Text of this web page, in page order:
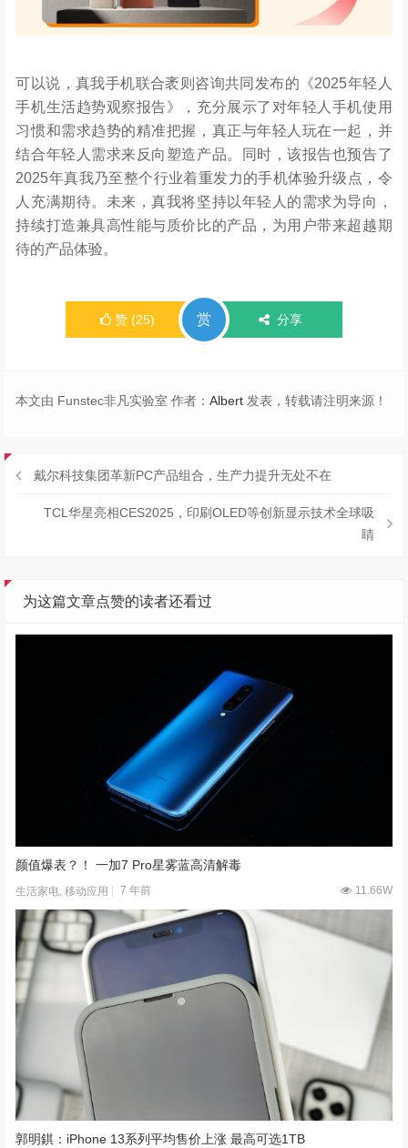
可以说，真我手机联合袤则咨询共同发布的《2025年轻人
手机生活趋势观察报告》，充分展示了对年轻人手机使用
习惯和需求趋势的精准把握，真正与年轻人玩在一起，并
结合年轻人需求来反向塑造产品。同时，该报告也预告了
2025年真我乃至整个行业着重发力的手机体验升级点，令
人充满期待。未来，真我将坚持以年轻人的需求为导向，
持续打造兼具高性能与质价比的产品，为用户带来超越期
待的产品体验。
赞 (25) 赏 分享
本文由 Funstec非凡实验室 作者：Albert 发表，转载请注明来源！
戴尔科技集团革新PC产品组合，生产力提升无处不在
TCL华星亮相CES2025，印刷OLED等创新显示技术全球吸
睛
为这篇文章点赞的读者还看过
颜值爆表？！ 一加7 Pro星雾蓝高清解毒
生活家电,移动应用 7 年前 11.66W
郭明錤：iPhone 13系列平均售价上涨 最高可选1TB